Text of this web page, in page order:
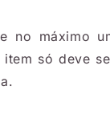
no máximo
só deve